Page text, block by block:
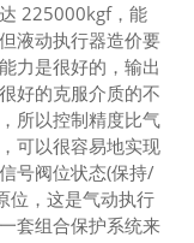
225000kgf，能
液动执行器造价要
力是很好的，输出
好的克服介质的不
所以控制精度比气
可以很容易地实现
号阀位状态(保持/
位，这是气动执行
套组合保护系统来